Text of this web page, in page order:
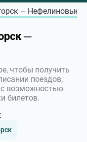
– Нефелиновые
─
чтобы получить
поездов,
с возможностью
билетов.